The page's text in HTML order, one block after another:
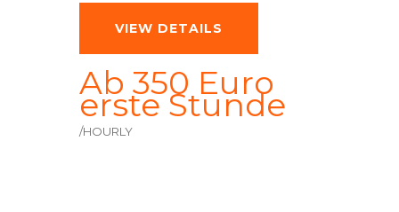
VIEW DETAILS
Ab 350 Euro
erste Stunde
/HOURLY